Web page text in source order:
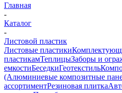
Главная
-
Каталог
-
Листовой пластик
Листовые пластики
пластикамТеплицыЗаборы и
емкостиБеседкиГеотекстиль
(Алюминиевые композитные
ассортиментРезиновая плитка